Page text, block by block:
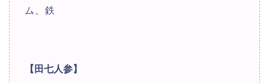
ム、鉄
【田七人参】